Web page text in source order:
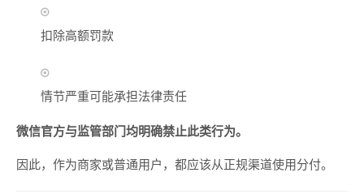
扣除高额罚款
情节严重可能承担法律责任
微信官方与监管部门均明确禁止此类行为。
因此，作为商家或普通用户，都应该从正规渠道使用分付。